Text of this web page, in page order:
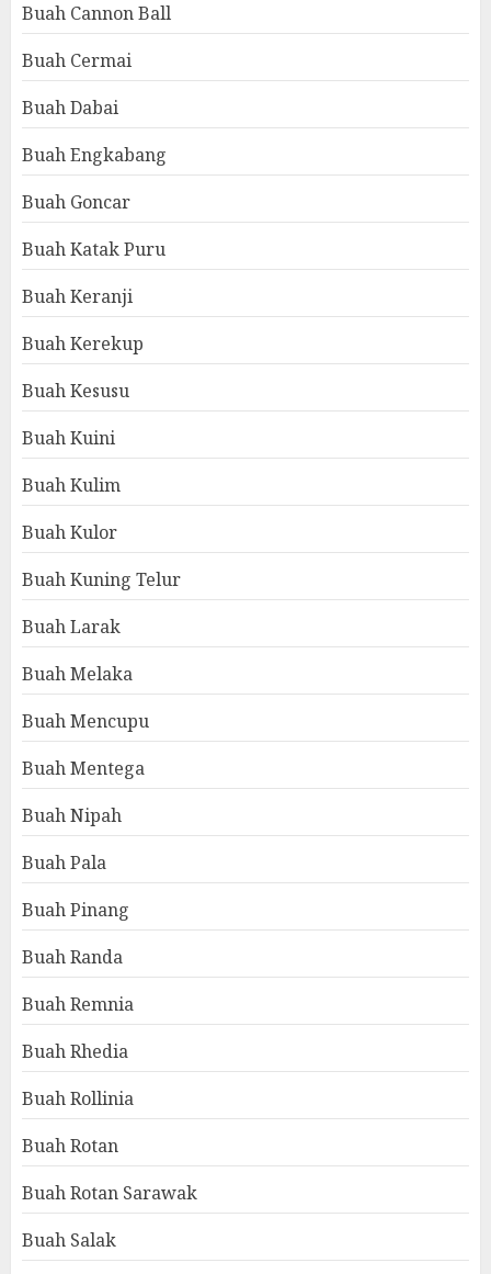
Buah Cannon Ball
Buah Cermai
Buah Dabai
Buah Engkabang
Buah Goncar
Buah Katak Puru
Buah Keranji
Buah Kerekup
Buah Kesusu
Buah Kuini
Buah Kulim
Buah Kulor
Buah Kuning Telur
Buah Larak
Buah Melaka
Buah Mencupu
Buah Mentega
Buah Nipah
Buah Pala
Buah Pinang
Buah Randa
Buah Remnia
Buah Rhedia
Buah Rollinia
Buah Rotan
Buah Rotan Sarawak
Buah Salak